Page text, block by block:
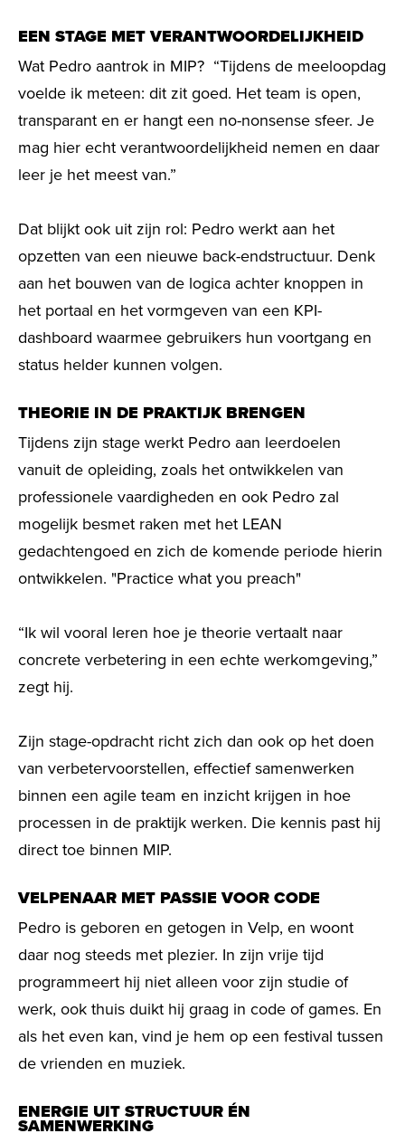
EEN STAGE MET VERANTWOORDELIJKHEID
Wat Pedro aantrok in MIP? “Tijdens de meeloopdag
voelde ik meteen: dit zit goed. Het team is open,
transparant en er hangt een no-nonsense sfeer. Je
mag hier echt verantwoordelijkheid nemen en daar
leer je het meest van.”
Dat blijkt ook uit zijn rol: Pedro werkt aan het
opzetten van een nieuwe back-endstructuur. Denk
aan het bouwen van de logica achter knoppen in
het portaal en het vormgeven van een KPI-
dashboard waarmee gebruikers hun voortgang en
status helder kunnen volgen.
THEORIE IN DE PRAKTIJK BRENGEN
Tijdens zijn stage werkt Pedro aan leerdoelen
vanuit de opleiding, zoals het ontwikkelen van
professionele vaardigheden en ook Pedro zal
mogelijk besmet raken met het LEAN
gedachtengoed en zich de komende periode hierin
ontwikkelen. "Practice what you preach"
“Ik wil vooral leren hoe je theorie vertaalt naar
concrete verbetering in een echte werkomgeving,”
zegt hij.
Zijn stage-opdracht richt zich dan ook op het doen
van verbetervoorstellen, effectief samenwerken
binnen een agile team en inzicht krijgen in hoe
processen in de praktijk werken. Die kennis past hij
direct toe binnen MIP.
VELPENAAR MET PASSIE VOOR CODE
Pedro is geboren en getogen in Velp, en woont
daar nog steeds met plezier. In zijn vrije tijd
programmeert hij niet alleen voor zijn studie of
werk, ook thuis duikt hij graag in code of games. En
als het even kan, vind je hem op een festival tussen
de vrienden en muziek.
ENERGIE UIT STRUCTUUR ÉN
SAMENWERKING